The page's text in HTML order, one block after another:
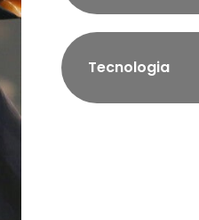
Tecnologia